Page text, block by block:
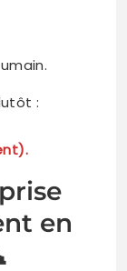
:
en